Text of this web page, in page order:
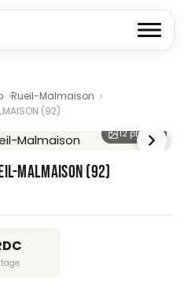
Rueil-Malmaison
(92)
12 photos
MALMAISON (92)